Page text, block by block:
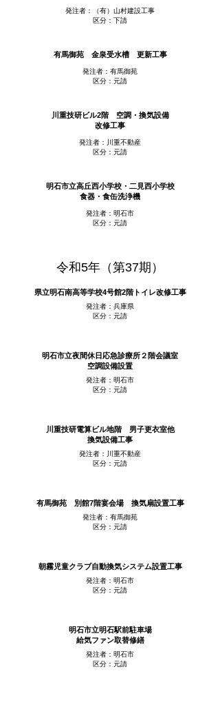
発注者：（有）山村建設工事
区分：下請
有馬御苑 金泉受水槽 更新工事
発注者：有馬御苑
区分：元請
川重技研ビル2階 空調・換気設備
改修工事
発注者：川重不動産
区分：元請
明石市立高丘西小学校・二見西小学校
食器・食缶洗浄機
発注者：明石市
区分：元請
令和5年（第37期）
県立明石南高等学校4号館2階トイレ改修工事
発注者：兵庫県
区分：元請
明石市立夜間休日応急診療所２階会議室
空調設備設置
発注者：明石市
区分：元請
川重技研電算ビル地階 男子更衣室他
換気設備工事
発注者：川重不動産
区分：元請
有馬御苑 別館7階宴会場 換気扇設置工事
発注者：有馬御苑
区分：元請
朝霧児童クラブ自動換気システム設置工事
発注者：明石市
区分：元請
明石市立明石駅前駐車場
給気ファン取替修繕
発注者：明石市
区分：元請